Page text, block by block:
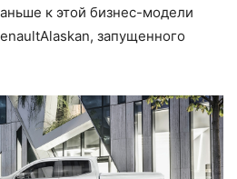
к этой бизнес-модели
запущенного